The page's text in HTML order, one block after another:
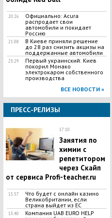
20:26
Официально: Acura
распродает свои
автомобили и покидает
Россию
21:08
В Киеве приняли решение
до 28 раз снизить акцизы на
поддержанные автомобили
23:29
Первый украинский: Киев
покорил Монако
электрокаром собственного
производства
ВСЕ НОВОСТИ »
ПРЕСС-РЕЛИЗЫ
17:10
Занятия по
химии с
репетитором
через Скайп
от сервиса Profi-teacher.ru
15:57
Что будет с онлайн казино
Великобритании, если
страна выйдет из ЕС
13:40
Компания UAB EURO HELP